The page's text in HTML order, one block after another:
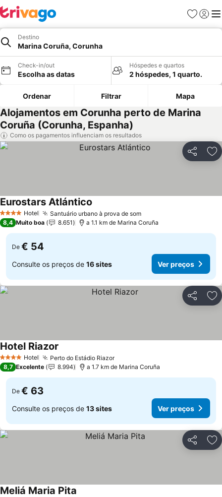
Favoritos
Iniciar
Destino
Marina Coruña, Corunha
Check-in/out
Escolha as datas
Hóspedes e quartos
2 hóspedes, 1 quarto.
Ordenar Filtrar Mapa
Alojamentos em Corunha perto de Marina
Coruña (Corunha, Espanha)
Como os pagamentos influenciam os resultados
Partilhar
4 EstrelasHotel Santuário urbano à prova de som
Eurostars Atlántico
8,4 Muito boa 8.651 a 1.1 km de Marina Coruña
De € 54
Consulte os preços de 16 sites Ver preços
Partilhar
4 EstrelasHotel Perto do Estádio Riazor
Hotel Riazor
8,7 Excelente 8.994 a 1.7 km de Marina Coruña
De € 63
Consulte os preços de 13 sites Ver preços
Partilhar
Meliá Maria Pita